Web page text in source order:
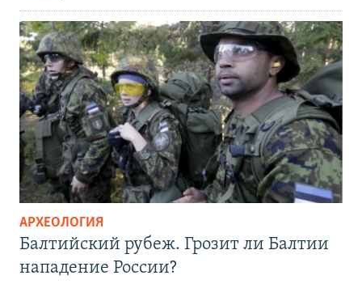
АРХЕОЛОГИЯ
Балтийский рубеж. Грозит ли Балтии
нападение России?